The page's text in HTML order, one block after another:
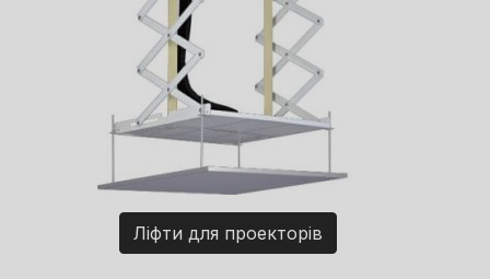
Ліфти для проекторів